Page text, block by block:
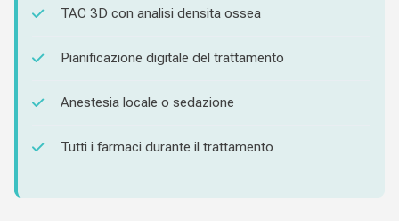
TAC 3D con analisi densita ossea
Pianificazione digitale del trattamento
Anestesia locale o sedazione
Tutti i farmaci durante il trattamento